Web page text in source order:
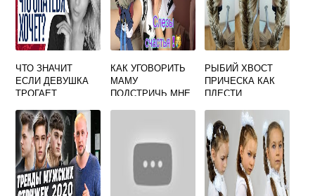
ЧТО ЗНАЧИТ
ЕСЛИ ДЕВУШКА
ТРОГАЕТ
НА ГОЛОВЕ
КАК УГОВОРИТЬ
МАМУ
ПОДСТРИЧЬ МНЕ
РЫБИЙ ХВОСТ
ПРИЧЕСКА КАК
ПЛЕСТИ